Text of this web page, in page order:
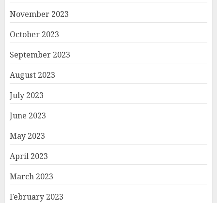
November 2023
October 2023
September 2023
August 2023
July 2023
June 2023
May 2023
April 2023
March 2023
February 2023